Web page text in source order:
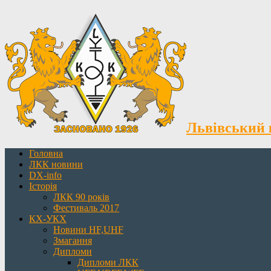
Львівський
Головна
ЛКК новини
DX-info
Історія
ЛКК 90 років
Фестиваль 2017
КХ-УКХ
Новини HF,UHF
Змагання
Дипломи
Дипломи ЛКК